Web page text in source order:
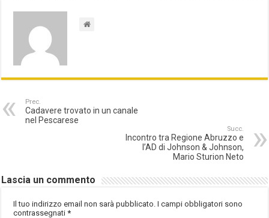
Prec.
Cadavere trovato in un canale
nel Pescarese
Succ.
Incontro tra Regione Abruzzo e
l’AD di Johnson & Johnson,
Mario Sturion Neto
Lascia un commento
Il tuo indirizzo email non sarà pubblicato. I campi obbligatori sono
contrassegnati*